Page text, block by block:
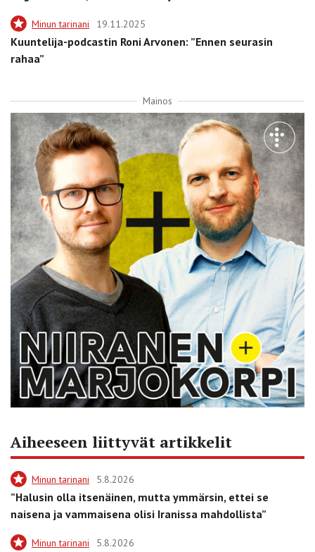
Minun tarinani 19.11.2025
Kuuntelija-podcastin Roni Arvonen: ”Ennen seurasin
rahaa”
Mainos
Aiheeseen liittyvät artikkelit
Minun tarinani 5.8.2026
”Halusin olla itsenäinen, mutta ymmärsin, ettei se
naisena ja vammaisena olisi Iranissa mahdollista”
Minun tarinani 5.8.2026